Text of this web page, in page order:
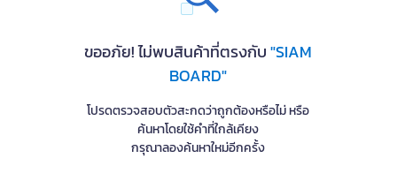
ขออภัย! ไม่พบสินค้าที่ตรงกับ"SIAM
BOARD"
โปรดตรวจสอบตัวสะกดว่าถูกต้องหรือไม่ หรือ
ค้นหาโดยใช้คำที่ใกล้เคียง
กรุณาลองค้นหาใหม่อีกครั้ง